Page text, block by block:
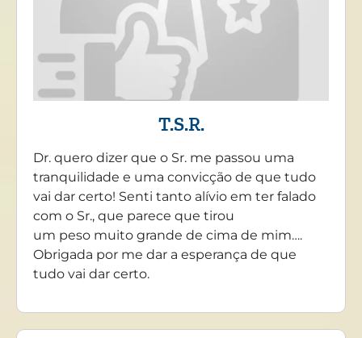
T.S.R.
Dr. quero dizer que o Sr. me passou uma
tranquilidade e uma convicção de que tudo
vai dar certo! Senti tanto alívio em ter falado
com o Sr., que parece que tirou
um peso muito grande de cima de mim….
Obrigada por me dar a esperança de que
tudo vai dar certo.